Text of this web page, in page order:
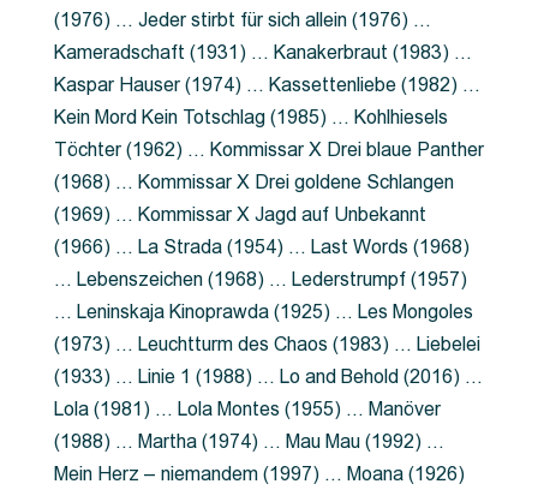
(1976) … Jeder stirbt für sich allein (1976) …
Kameradschaft (1931) … Kanakerbraut (1983) …
Kaspar Hauser (1974) … Kassettenliebe (1982) …
Kein Mord Kein Totschlag (1985) … Kohlhiesels
Töchter (1962) … Kommissar X Drei blaue Panther
(1968) … Kommissar X Drei goldene Schlangen
(1969) … Kommissar X Jagd auf Unbekannt
(1966) … La Strada (1954) … Last Words (1968)
… Lebenszeichen (1968) … Lederstrumpf (1957)
… Leninskaja Kinoprawda (1925) … Les Mongoles
(1973) … Leuchtturm des Chaos (1983) … Liebelei
(1933) … Linie 1 (1988) … Lo and Behold (2016) …
Lola (1981) … Lola Montes (1955) … Manöver
(1988) … Martha (1974) … Mau Mau (1992) …
Mein Herz – niemandem (1997) … Moana (1926)